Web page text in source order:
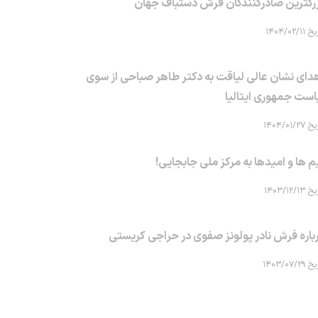
۰۲/۱۱
نشان عالی لیاقت به دکتر طاهر صباحی از سوی
جمهوری ایتالیا
۰۱/۲۷
ها و امیدها به مرکز ملی جابجایی!
۱۲/۱۳
فرش نادر پولونز صفوی در حراجی کریستی
۰۷/۲۹